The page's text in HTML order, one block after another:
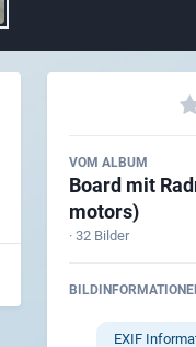
VOM ALBUM
Board mit
motors)
· 32 Bilder
EXIF